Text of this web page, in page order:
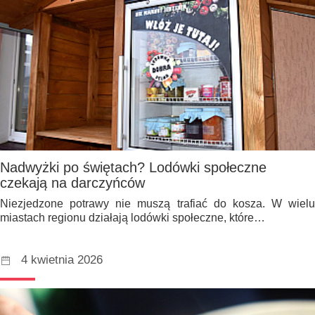
Nadwyżki po świętach? Lodówki społeczne
czekają na darczyńców
Niezjedzone potrawy nie muszą trafiać do kosza. W wielu
miastach regionu działają lodówki społeczne, które…
4 kwietnia 2026